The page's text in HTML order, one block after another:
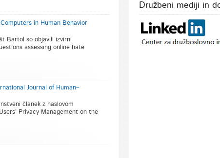
in Human Behavior
Bartol so objavili izvirni
assessing online hate
Journal of Human–
članek z naslovom
Privacy Management on the
Družbeni mediji in